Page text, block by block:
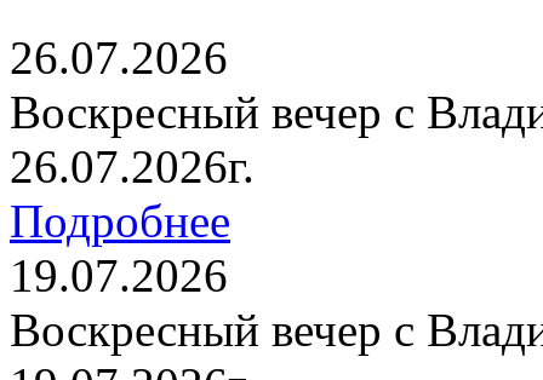
26.07.2026
Воскресный вечер с
26.07.2026г.
Подробнее
19.07.2026
Воскресный вечер с